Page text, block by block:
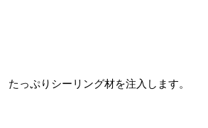
たっぷりシーリング材を注入します。